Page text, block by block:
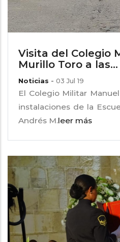
Visita del Colegio
Murillo Toro a las...
Noticias - 03 Jul 19
El Colegio Militar
instalaciones de la
Andrés M.leer más